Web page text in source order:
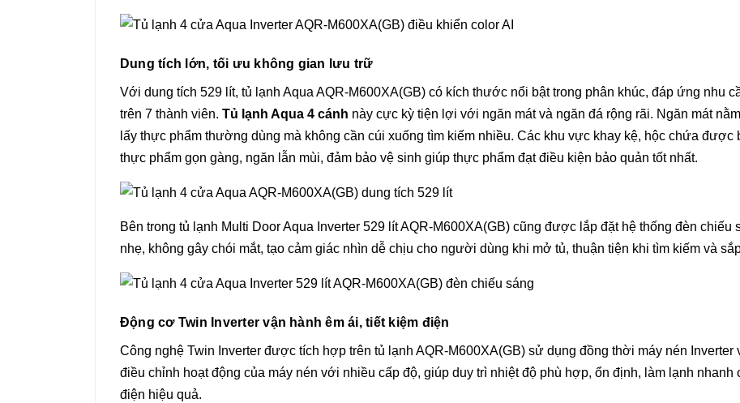
Dung tích lớn, tối ưu không gian lưu trữ
Với dung tích 529 lít, tủ lạnh Aqua AQR-M600XA(GB) có kích thước nổi bật trong phân khúc, đáp ứng nhu
trên 7 thành viên. Tủ lạnh Aqua 4 cánh này cực kỳ tiện lợi với ngăn mát và ngăn đá rộng rãi. Ngăn mát
lấy thực phẩm thường dùng mà không cần cúi xuống tìm kiếm nhiều. Các khu vực khay kệ, hộc chứa được
thực phẩm gọn gàng, ngăn lẫn mùi, đảm bảo vệ sinh giúp thực phẩm đạt điều kiện bảo quản tốt nhất.
Bên trong tủ lạnh Multi Door Aqua Inverter 529 lít AQR-M600XA(GB) cũng được lắp đặt hệ thống đèn
nhẹ, không gây chói mắt, tạo cảm giác nhìn dễ chịu cho người dùng khi mở tủ, thuận tiện khi tìm kiếm và
Động cơ Twin Inverter vận hành êm ái, tiết kiệm điện
Công nghệ Twin Inverter được tích hợp trên tủ lạnh AQR-M600XA(GB) sử dụng đồng thời máy nén Inverter
điều chỉnh hoạt động của máy nén với nhiều cấp độ, giúp duy trì nhiệt độ phù hợp, ổn định, làm lạnh nhanh
điện hiệu quả.